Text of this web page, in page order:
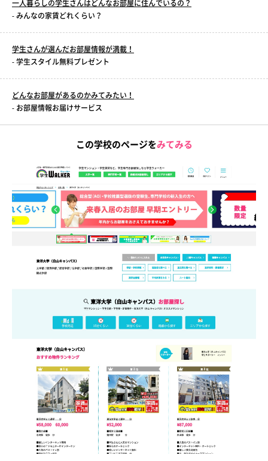
一人暮らしの学生さんはどんなお部屋に住んでいるの？
- みんなの家賃どれくらい？
学生さんが選んだお部屋情報が満載！
- 学生スタイル無料プレゼント
どんなお部屋があるのかみてみたい！
- お部屋情報お届けサービス
この学校のページをみてみる